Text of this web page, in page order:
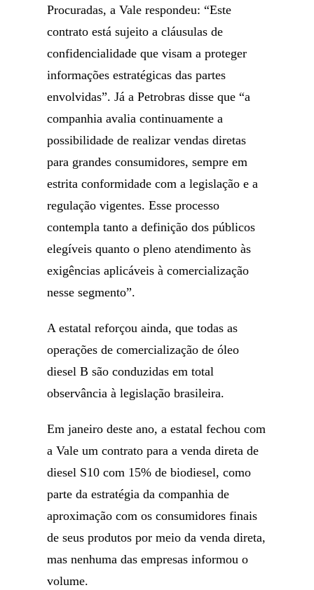
Procuradas, a Vale respondeu: “Este
contrato está sujeito a cláusulas de
confidencialidade que visam a proteger
informações estratégicas das partes
envolvidas”. Já a Petrobras disse que “a
companhia avalia continuamente a
possibilidade de realizar vendas diretas
para grandes consumidores, sempre em
estrita conformidade com a legislação e a
regulação vigentes. Esse processo
contempla tanto a definição dos públicos
elegíveis quanto o pleno atendimento às
exigências aplicáveis à comercialização
nesse segmento”.
A estatal reforçou ainda, que todas as
operações de comercialização de óleo
diesel B são conduzidas em total
observância à legislação brasileira.
Em janeiro deste ano, a estatal fechou com
a Vale um contrato para a venda direta de
diesel S10 com 15% de biodiesel, como
parte da estratégia da companhia de
aproximação com os consumidores finais
de seus produtos por meio da venda direta,
mas nenhuma das empresas informou o
volume.